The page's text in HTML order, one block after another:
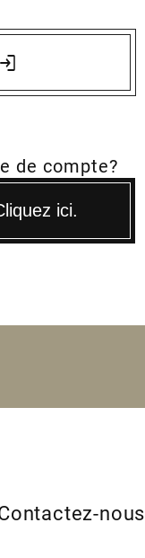
de compte?
ici.
nous